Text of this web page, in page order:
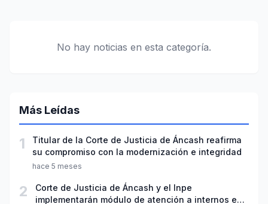
No hay noticias en esta categoría.
Más Leídas
1
Titular de la Corte de Justicia de Áncash reafirma
su compromiso con la modernización e integridad
hace 5 meses
2
Corte de Justicia de Áncash y el Inpe
implementarán módulo de atención a internos en